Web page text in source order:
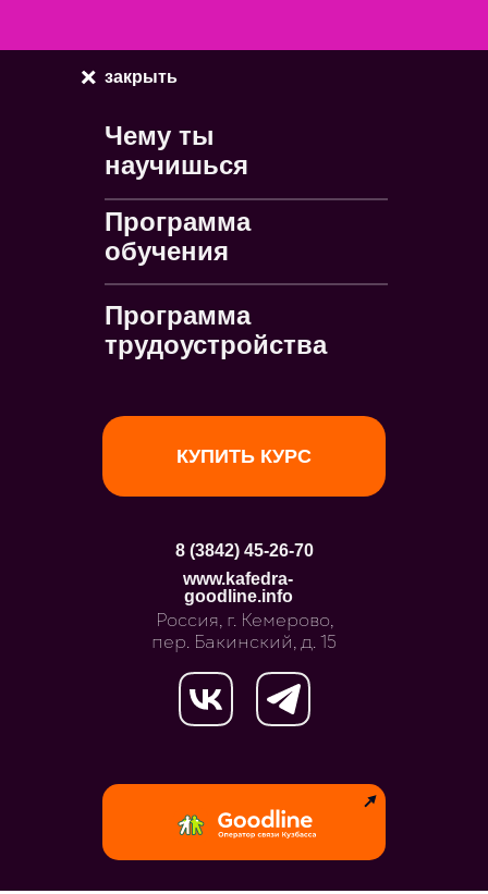
Чему ты
научишься
Программа
обучения
КУПИТЬ КУРС
8 (3842) 45-26-70
Россия, г. Кемерово,
пер. Бакинский, д. 15
www.kafedra-
goodline.info
закрыть
Программа
трудоустройства
Курс
«Веб-разработка
для начинающих»
подходит:
Изучение HTML/CSS – простой и
надежный путь для вхождения в IT.
С первого урока ты сможешь
увидеть результат своей работы, и
постепенно наращивая мастерство